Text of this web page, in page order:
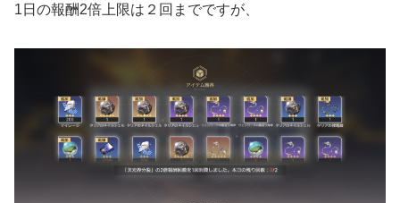
1日の報酬2倍上限は２回までですが、